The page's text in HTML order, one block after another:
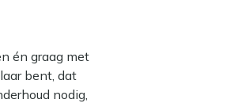
én graag met
bent, dat
nodig,